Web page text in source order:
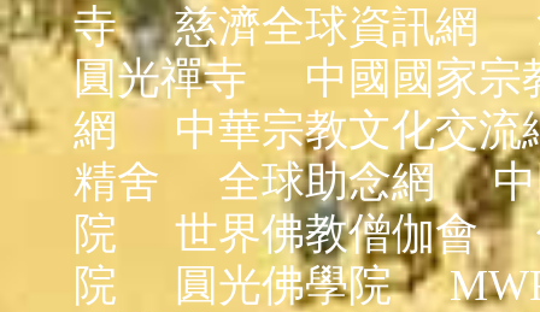
寺
慈濟全球資訊網
圓光禪寺
中國國家宗
網
中華宗教文化交流
精舍
全球助念網
院
世界佛教僧伽會
院
圓光佛學院